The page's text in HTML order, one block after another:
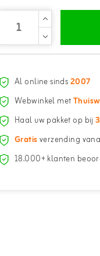
Al online sinds2007
Webwinkel met
Haal uw pakket op bij
Gratisverzending
18.000+ klanten